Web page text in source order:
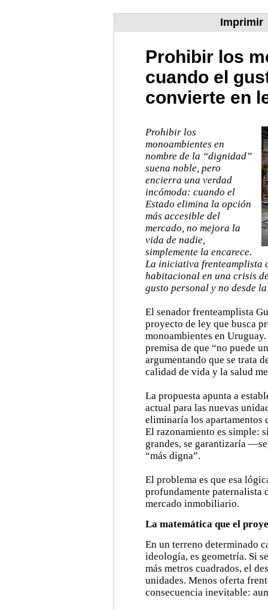
Imprimir
Prohibir los
cuando el
convierte en
Prohibir los
monoambientes en
nombre de la “dignidad”
suena noble, pero
encierra una verdad
incómoda: cuando el
Estado elimina la opción
más accesible del
mercado, no mejora la
vida de nadie,
simplemente la encarece.
La iniciativa frenteamplista
habitacional en una crisis
gusto personal y no desde
El senador frenteamplista
proyecto de ley que busca
monoambientes en
premisa de que “no puede
argumentando que se trata
calidad de vida y la salud
La propuesta apunta a
actual para las nuevas
eliminaría los apartamentos
El razonamiento es simple:
grandes, se garantizaría
“más digna”.
El problema es que esa
profundamente paternalista
mercado inmobiliario.
La matemática que el
En un terreno determinado
ideología, es geometría. Si
más metros cuadrados, el
unidades. Menos oferta
consecuencia inevitable: